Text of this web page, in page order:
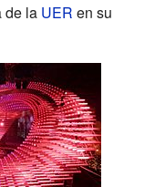
de la UER en su